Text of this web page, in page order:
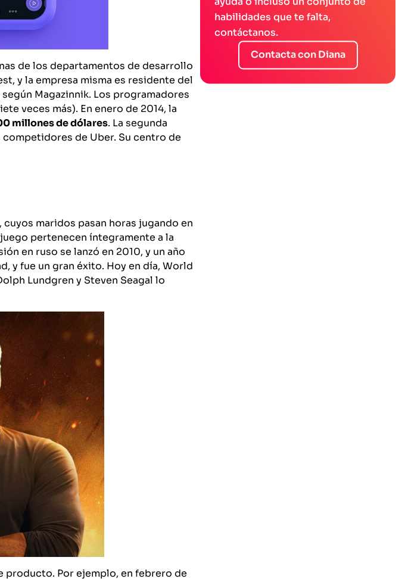
de los departamentos de desarrollo
y la empresa misma es residente del
Magazinnik. Los programadores
veces más). En enero de 2014, la
millones de dólares. La segunda
de Uber. Su centro de
maridos pasan horas jugando en
pertenecen íntegramente a la
en ruso se lanzó en 2010, y un año
y fue un gran éxito. Hoy en día, World
Lundgren y Steven Seagal lo
producto. Por ejemplo, en febrero de
habilidades que te falta,
contáctanos.
Contacta con Diana